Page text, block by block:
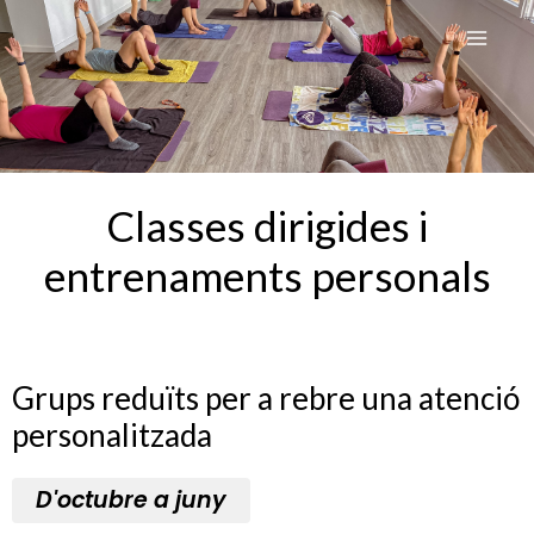
Ir
al
contenido
Classes dirigides i
entrenaments personals
Grups reduïts per a rebre una atenció
personalitzada
D'octubre a juny